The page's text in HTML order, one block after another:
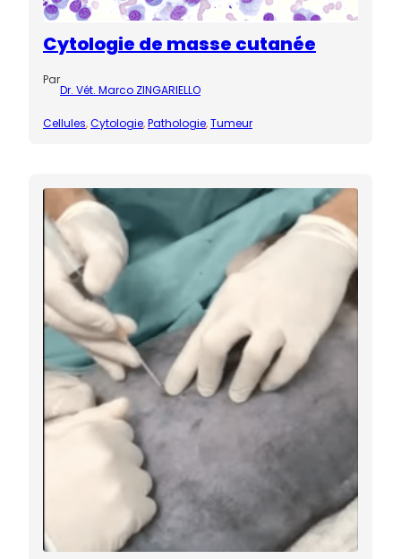
Cytologie de masse cutanée
Par
Dr. Vét. Marco ZINGARIELLO
Cellules, Cytologie, Pathologie, Tumeur